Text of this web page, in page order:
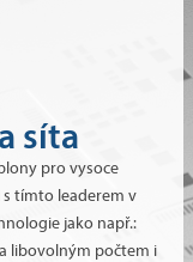
síta
pro vysoce
s tímto leaderem v
jako např.:
libovolným počtem i